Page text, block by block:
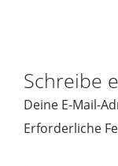
Schreibe
Deine E-Mail-
Erforderliche